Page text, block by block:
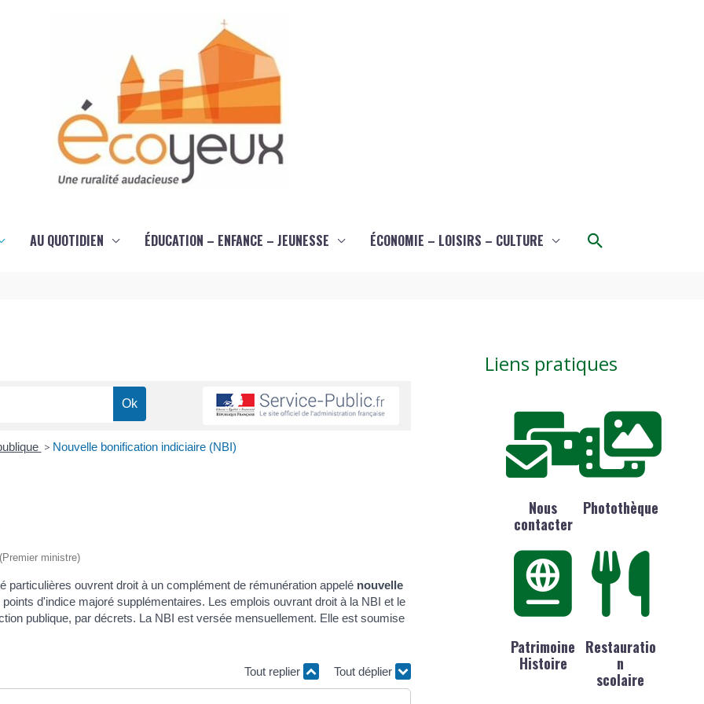
AU QUOTIDIEN ÉDUCATION – ENFANCE – JEUNESSE ÉCONOMIE – LOISIRS – CULTURE Rechercher
> Nouvelle bonification indiciaire (NBI)
ministre)
ouvrent droit à un complément de rémunération appelé nouvelle
d'indice majoré supplémentaires. Les emplois ouvrant droit à la NBI et le
publique, par décrets. La NBI est versée mensuellement. Elle est soumise
Tout replier Tout déplier
Liens pratiques
Nous
contacter
Photothèque
Patrimoine
Histoire
Restauratio
n
scolaire